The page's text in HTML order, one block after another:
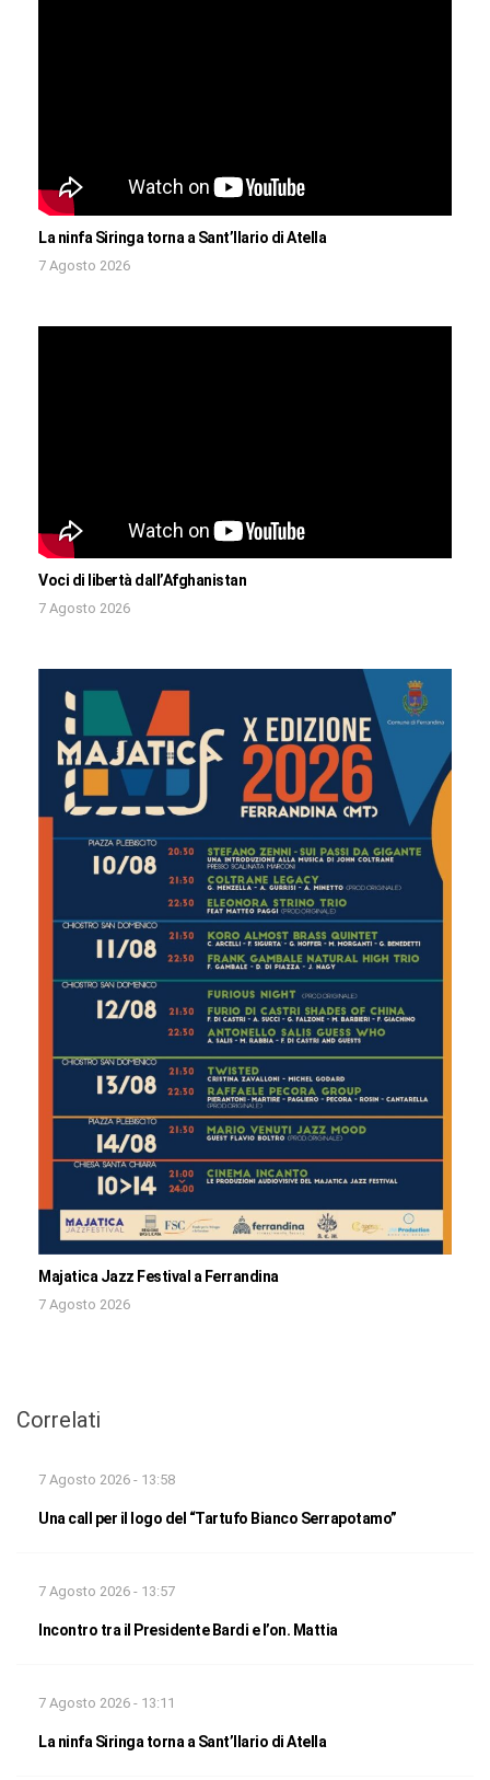
La ninfa Siringa torna a Sant’Ilario di Atella
7 Agosto 2026
Voci di libertà dall’Afghanistan
7 Agosto 2026
Majatica Jazz Festival a Ferrandina
7 Agosto 2026
Correlati
7 Agosto 2026 - 13:58
Una call per il logo del “Tartufo Bianco Serrapotamo”
7 Agosto 2026 - 13:57
Incontro tra il Presidente Bardi e l’on. Mattia
7 Agosto 2026 - 13:11
La ninfa Siringa torna a Sant’Ilario di Atella